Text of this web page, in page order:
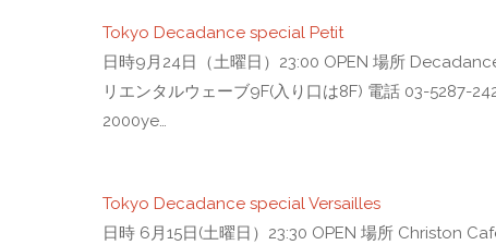
Tokyo Decadance special Petit
日時9月24日（土曜日）23:00 OPEN 場所
リエンタルウェーブ9F(入り口は8F) 電話 03-5287-
2000ye…
Tokyo Decadance special Versailles
日時 6月15日(土曜日）23:30 OPEN 場所 Christon